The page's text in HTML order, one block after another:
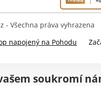
- Všechna práva vyhrazena
napojený na Pohodu
soukromí